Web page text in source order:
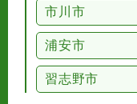
市川市
浦安市
習志野市